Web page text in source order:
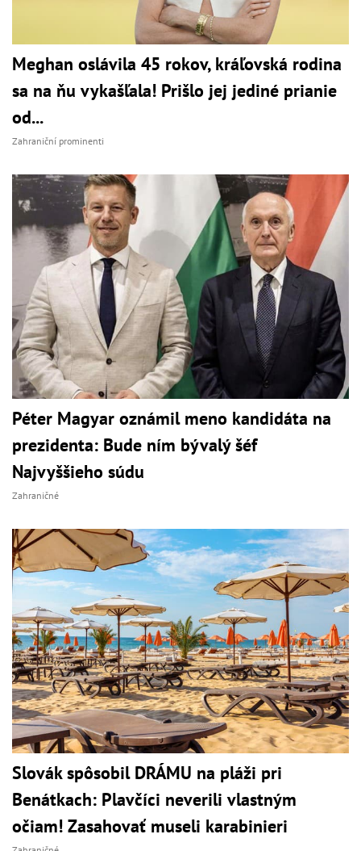
Meghan oslávila 45 rokov, kráľovská rodina
sa na ňu vykašľala! Prišlo jej jediné prianie
od...
Zahraniční prominenti
Péter Magyar oznámil meno kandidáta na
prezidenta: Bude ním bývalý šéf
Najvyššieho súdu
Zahraničné
Slovák spôsobil DRÁMU na pláži pri
Benátkach: Plavčíci neverili vlastným
očiam! Zasahovať museli karabinieri